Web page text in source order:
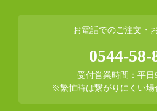
お電話でのご注文・
0544-58-
受付営業時間：平日
※繁忙時は繋がりにくい場